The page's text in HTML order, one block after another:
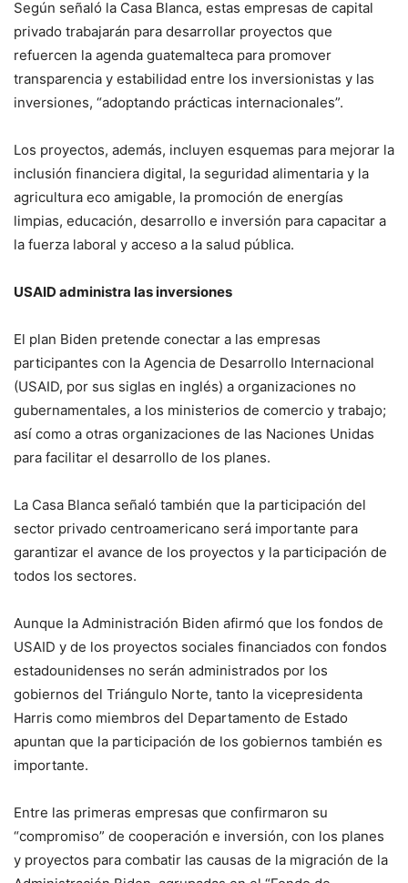
Según señaló la Casa Blanca, estas empresas de capital
privado trabajarán para desarrollar proyectos que
refuercen la agenda guatemalteca para promover
transparencia y estabilidad entre los inversionistas y las
inversiones, “adoptando prácticas internacionales”.
Los proyectos, además, incluyen esquemas para mejorar la
inclusión financiera digital, la seguridad alimentaria y la
agricultura eco amigable, la promoción de energías
limpias, educación, desarrollo e inversión para capacitar a
la fuerza laboral y acceso a la salud pública.
USAID administra las inversiones
El plan Biden pretende conectar a las empresas
participantes con la Agencia de Desarrollo Internacional
(USAID, por sus siglas en inglés) a organizaciones no
gubernamentales, a los ministerios de comercio y trabajo;
así como a otras organizaciones de las Naciones Unidas
para facilitar el desarrollo de los planes.
La Casa Blanca señaló también que la participación del
sector privado centroamericano será importante para
garantizar el avance de los proyectos y la participación de
todos los sectores.
Aunque la Administración Biden afirmó que los fondos de
USAID y de los proyectos sociales financiados con fondos
estadounidenses no serán administrados por los
gobiernos del Triángulo Norte, tanto la vicepresidenta
Harris como miembros del Departamento de Estado
apuntan que la participación de los gobiernos también es
importante.
Entre las primeras empresas que confirmaron su
“compromiso” de cooperación e inversión, con los planes
y proyectos para combatir las causas de la migración de la